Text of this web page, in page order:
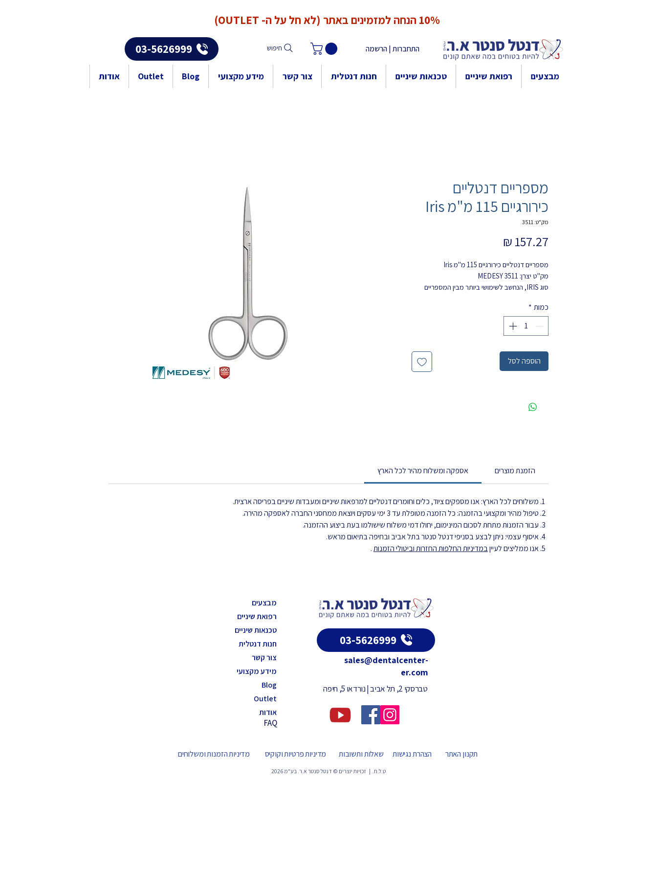
10% הנחה למזמינים באתר (לא חל על ה- OUTLET)
התחברות | הרשמה חיפוש 03-5626999
מבצעים רפואת שיניים טכנאות שיניים חנות דנטלית צור קשר מידע מקצועי Blog
Outlet אודות
מספריים דנטליים
כירורגיים 115 מ"מ Iris
מק"ט: 3511
מספריים דנטליים כירורגיים 115 מ"מ Iris
מק"ט יצרן: 3511
MEDESY
סוג IRIS, הנחשב לשימושי ביותר מבין המספריים
רקמות דקות.
כמות *
הוספה לסל
אספקה ומשלוח מהיר לכל הארץ הזמנת מוצרים
משלוחים לכל הארץ: אנו מספקים ציוד, כלים וחומרים דנטליים למרפאות שיניים ומעבדות שיניים בפריסה ארצית.
טיפול מהיר ומקצועי בהזמנה: כל הזמנה מטופלת עד 3 ימי עסקים ויוצאת ממחסני החברה לאספקה מהירה.
עבור הזמנות מתחת לסכום המינימום, יחולו דמי משלוח שישולמו בעת ביצוע ההזמנה.
איסוף עצמי: ניתן לבצע בסניפי דנטל סנטר בתל אביב ובחיפה בתיאום מראש.
אנו ממליצים לעייןבמדיניות החלפות החזרות וביטולי הזמנות.
03-5626999
sales@dentalcenter-
er.com
טברסקי 2, תל אביב | נורדאו 5, חיפה
מבצעים
רפואת שיניים
טכנאות שיניים
חנות דנטלית
צור קשר
מידע מקצועי
Blog
Outlet
אודות
FAQ
תקנון האתר הצהרת נגישות שאלות ותשובות מדיניות פרטיות וקוקיס מדיניות הזמנות ומשלוחים
ט.ל.ח. | זכויות יוצרים © דנטל סנטר א.ר. בע"מ 2026